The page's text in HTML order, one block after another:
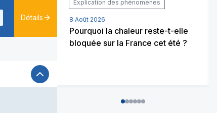
Détails
Explication des phénomènes
8 Août 2026
Pourquoi la chaleur reste-t-elle
bloquée sur la France cet été ?